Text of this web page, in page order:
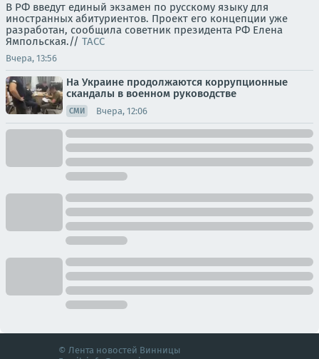
В РФ введут единый экзамен по русскому языку для
иностранных абитуриентов. Проект его концепции уже
разработан, сообщила советник президента РФ Елена
Ямпольская.// ТАСС
Вчера, 13:56
На Украине продолжаются коррупционные
скандалы в военном руководстве
СМИ Вчера, 12:06
© Лента новостей Винницы